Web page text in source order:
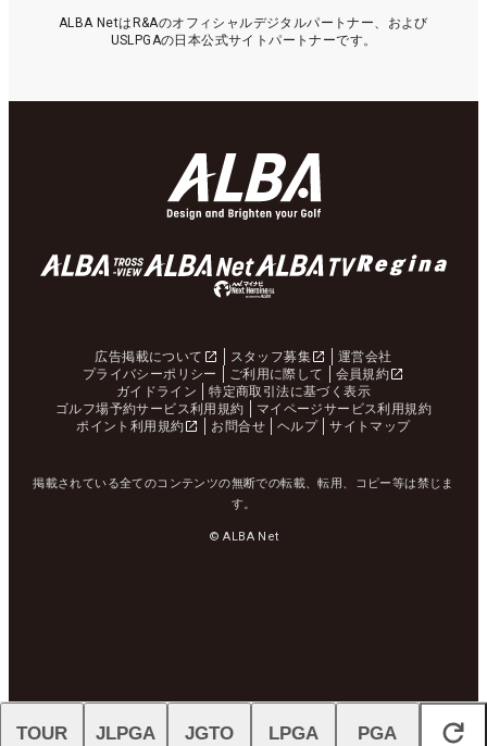
ALBA NetはR&Aのオフィシャルデジタルパートナー、および
USLPGAの日本公式サイトパートナーです。
広告掲載について スタッフ募集
運営会社
プライバシーポリシー
ご利用に際して
会員規約
ガイドライン
特定商取引法に基づく表示
ゴルフ場予約サービス利用規約
マイページサービス利用規約
ポイント利用規約
お問合せ ヘルプ サイトマップ
掲載されている全てのコンテンツの無断での転載、転用、コピー等は禁じま
す。
© ALBA Net
閉じる
TOUR JLPGA JGTO LPGA PGA